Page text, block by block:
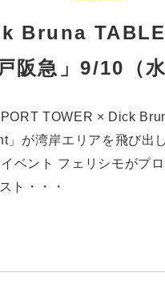
Bruna
阪急」9/10（
PORT TOWER × Dick
」が湾岸エリアを飛び出
ベント フェリシモがプ
ト・・・